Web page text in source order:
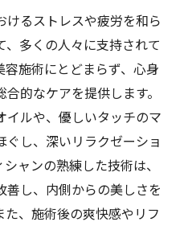
るストレスや疲労を和ら
多くの人々に支持されて
施術にとどまらず、心身
的なケアを提供します。
ルや、優しいタッチのマ
ぐし、深いリラクゼーショ
ャンの熟練した技術は、
し、内側からの美しさを
、施術後の爽快感やリフ